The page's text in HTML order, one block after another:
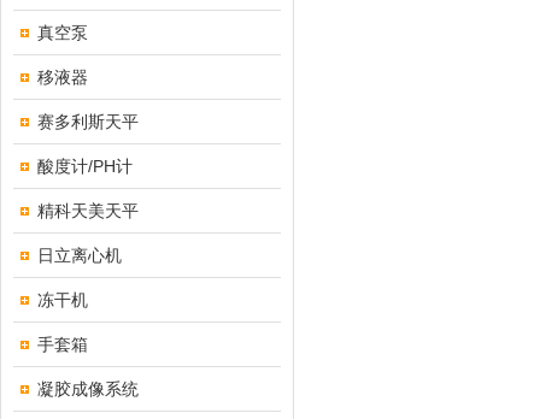
真空泵
移液器
赛多利斯天平
酸度计/PH计
精科天美天平
日立离心机
冻干机
手套箱
凝胶成像系统